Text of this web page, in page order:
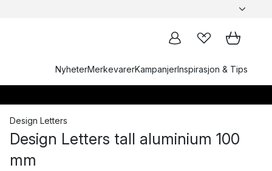
NyheterMerkevarerKampanjerInspirasjon & Tips
Design Letters
Design Letters tall aluminium 100
mm